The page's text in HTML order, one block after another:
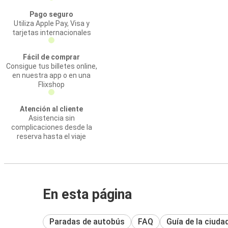
Pago seguro
Utiliza Apple Pay, Visa y
tarjetas internacionales
Fácil de comprar
Consigue tus billetes online,
en nuestra app o en una
Flixshop
Atención al cliente
Asistencia sin
complicaciones desde la
reserva hasta el viaje
En esta página
Paradas de autobús FAQ Guía de la